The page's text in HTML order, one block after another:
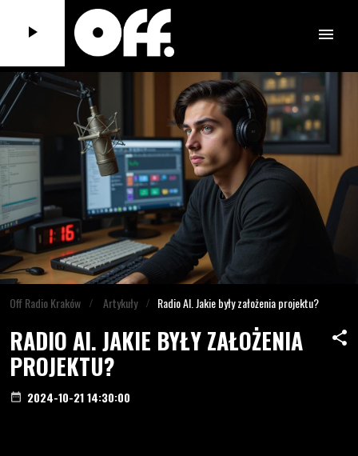
play_arrow menu
Off Radio Kraków Artykuły Radio AI. Jakie były założenia projektu?
share
RADIO AI. JAKIE BYŁY ZAŁOŻENIA
PROJEKTU?
date_range 2024-10-21 14:30:00